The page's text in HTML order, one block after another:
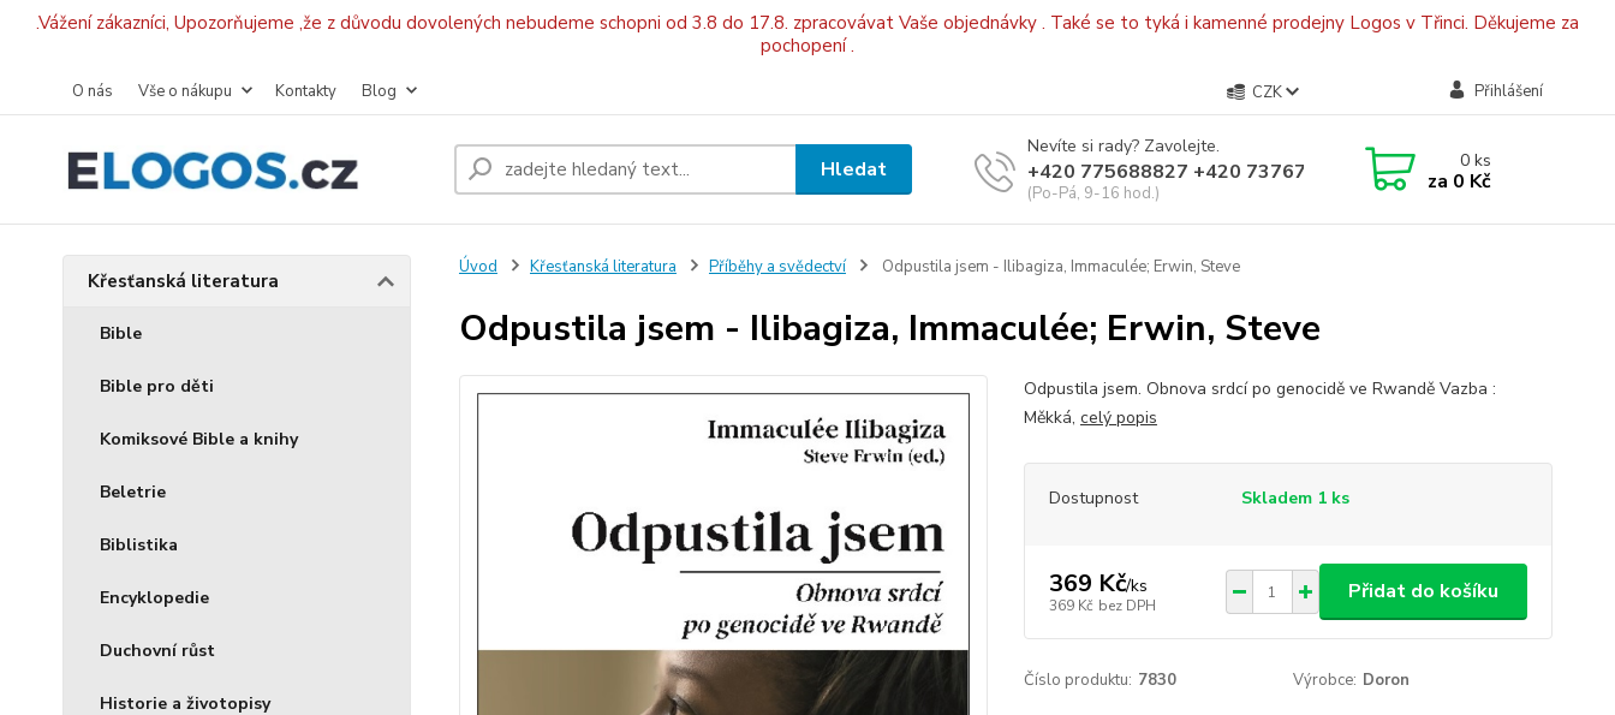
.Vážení zákazníci, Upozorňujeme ,že z důvodu dovolených nebudeme schopni od 3.8 do 17.8. zpracovávat Vaše objednávky . Také se to tyká i kamenné prodejny Logos v Třinci. Děkujeme za
pochopení .
O nás Vše o nákupu Kontakty Blog CZK Přihlášení
Hledat
Nevíte si rady? Zavolejte.
+420 775688827 +420 737670415
(Po-Pá, 9-16 hod.)
0ks
za 0 Kč
Křesťanská literatura
Bible
Bible pro děti
Komiksové Bible a knihy
Beletrie
Biblistika
Encyklopedie
Duchovní růst
Historie a životopisy
Úvod Křesťanská literatura Příběhy a svědectví Odpustila jsem - Ilibagiza, Immaculée; Erwin, Steve
Odpustila jsem - Ilibagiza, Immaculée; Erwin, Steve
Odpustila jsem. Obnova srdcí po genocidě ve Rwandě Vazba :
Měkká, celý popis
Dostupnost Skladem 1 ks
369 Kč/ks
369 Kč bez DPH
Přidat do košíku
Číslo produktu: 7830 Výrobce: Doron